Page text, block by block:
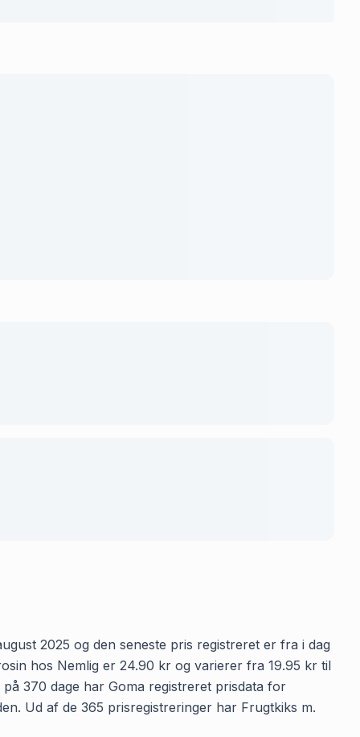
2025 og den seneste pris registreret er fra i dag
hos Nemlig er 24.90 kr og varierer fra 19.95 kr til
370 dage har Goma registreret prisdata for
Ud af de 365 prisregistreringer har Frugtkiks m.